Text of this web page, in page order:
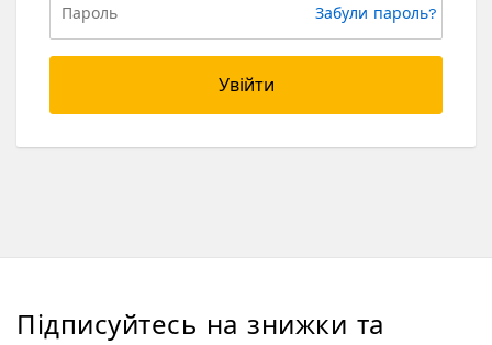
Забули пароль?
Увійти
Підписуйтесь на знижки та